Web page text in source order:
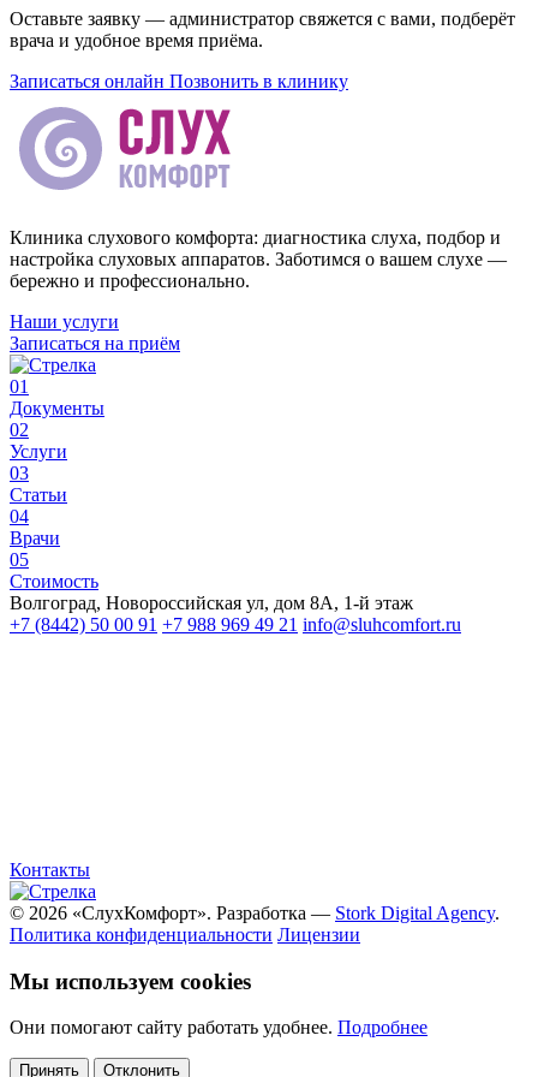
Оставьте заявку — администратор свяжется с вами, подберёт
врача и удобное время приёма.
Записаться онлайн Позвонить в клинику
Клиника слухового комфорта: диагностика слуха, подбор и
настройка слуховых аппаратов. Заботимся о вашем слухе —
бережно и профессионально.
Наши услуги
Записаться на приём
01
Документы
02
Услуги
03
Статьи
04
Врачи
05
Стоимость
Волгоград, Новороссийская ул, дом 8А, 1-й этаж
+7 (8442) 50 00 91 +7 988 969 49 21 info@sluhcomfort.ru
Контакты
© 2026 «СлухКомфорт». Разработка — Stork Digital Agency.
Политика конфиденциальности Лицензии
Мы используем cookies
Они помогают сайту работать удобнее. Подробнее
Принять Отклонить